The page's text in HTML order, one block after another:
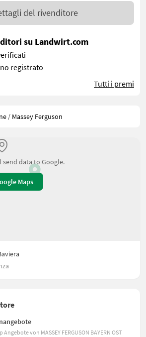
del rivenditore
su Landwirt.com
registrato
Tutti i premi
/ Massey Ferguson
data to Google.
Maps
Angebote von MASSEY FERGUSON BAYERN OST